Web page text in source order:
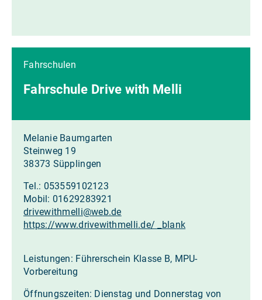
Fahrschulen
Fahrschule Drive with Melli
Melanie Baumgarten
Steinweg 19
38373 Süpplingen
Tel.: 053559102123
Mobil: 01629283921
drivewithmelli@web.de
https://www.drivewithmelli.de/ _blank
Leistungen: Führerschein Klasse B, MPU-
Vorbereitung
Öffnungszeiten: Dienstag und Donnerstag von